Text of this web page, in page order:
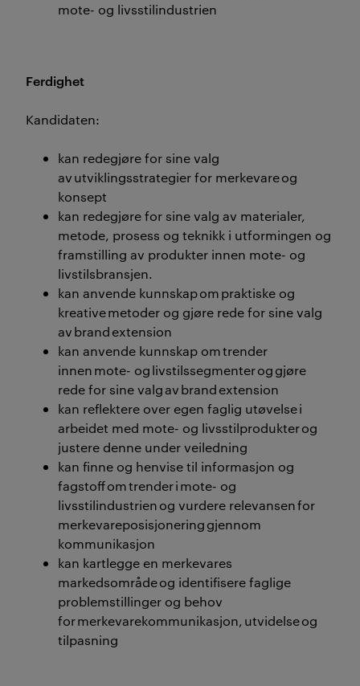
mote- og livsstilindustrien
Ferdighet
Kandidaten:
kan redegjøre for sine valg
av utviklingsstrategier for merkevare og
konsept
kan redegjøre for sine valg av materialer,
metode, prosess og teknikk i utformingen og
framstilling av produkter innen mote- og
livstilsbransjen.
kan anvende kunnskap om praktiske og
kreative metoder og gjøre rede for sine valg
av brand extension
kan anvende kunnskap om trender
innen mote- og livstilssegmenter og gjøre
rede for sine valg av brand extension
kan reflektere over egen faglig utøvelse i
arbeidet med mote- og livsstilprodukter og
justere denne under veiledning
kan finne og henvise til informasjon og
fagstoff om trender i mote- og
livsstilindustrien og vurdere relevansen for
merkevareposisjonering gjennom
kommunikasjon
kan kartlegge en merkevares
markedsområde og identifisere faglige
problemstillinger og behov
for merkevarekommunikasjon, utvidelse og
tilpasning